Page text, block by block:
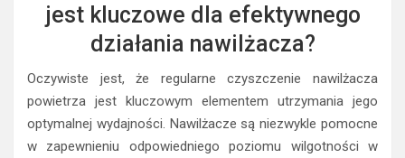
jest kluczowe dla efektywnego
działania nawilżacza?
Oczywiste jest, że regularne czyszczenie nawilżacza
powietrza jest kluczowym elementem utrzymania jego
optymalnej wydajności. Nawilżacze są niezwykle pomocne
w zapewnieniu odpowiedniego poziomu wilgotności w